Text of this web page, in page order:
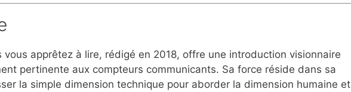
vous apprêtez à lire, rédigé en 2018, offre une introduction visionnaire
pertinente aux compteurs communicants. Sa force réside dans sa
la simple dimension technique pour aborder la dimension humaine et